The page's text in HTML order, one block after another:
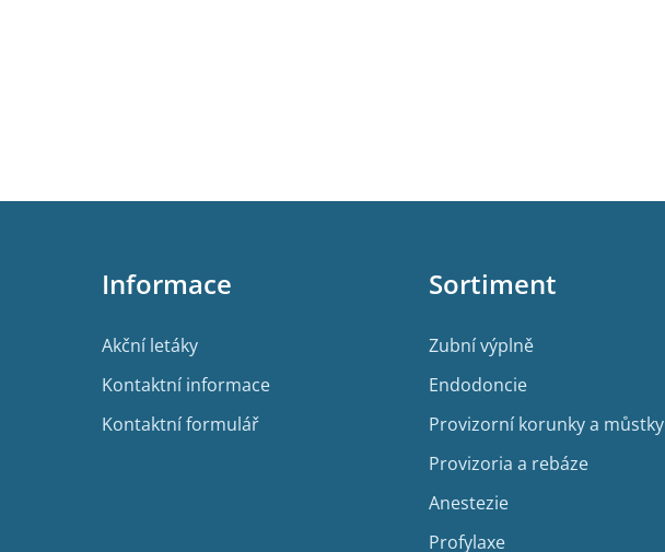
Z
Informace
Akční letáky
Kontaktní informace
Kontaktní formulář
Sortiment
Zubní výplně
Endodoncie
Provizorní korunky a můstky
Provizoria a rebáze
Anestezie
Profylaxe